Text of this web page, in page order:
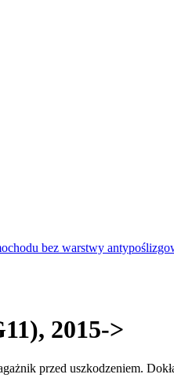
bez warstwy
2015->
przed uszkodzeniem.